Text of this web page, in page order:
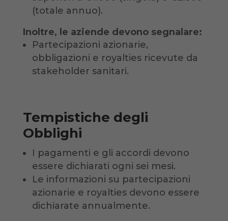
(totale annuo).
Inoltre, le aziende devono segnalare:
Partecipazioni azionarie,
obbligazioni e royalties ricevute da
stakeholder sanitari.
Tempistiche degli
Obblighi
I pagamenti e gli accordi devono
essere dichiarati ogni sei mesi.
Le informazioni su partecipazioni
azionarie e royalties devono essere
dichiarate annualmente.